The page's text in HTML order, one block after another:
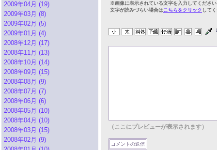
2009年04月 (19)
2009年03月 (8)
2009年02月 (5)
2009年01月 (4)
2008年12月 (17)
2008年11月 (13)
2008年10月 (14)
2008年09月 (15)
2008年08月 (9)
2008年07月 (7)
2008年06月 (6)
2008年05月 (10)
2008年04月 (10)
2008年03月 (15)
2008年02月 (9)
※画像に表示されている文字を入力してくださ
文字が読みづらい場合はこちらをクリック して
（ここにプレビューが表示されます）